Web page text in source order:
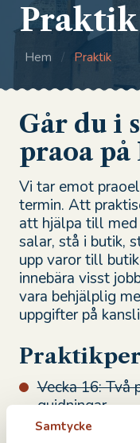
Samtycke
Praktik
Hem / Praktik
Går du i
praoa på
Vi tar emot
termin. Att
att hjälpa till
salar, stå i butik,
upp varor till
innebära visst
vara behjälplig
uppgifter på
Vecka 16: Två
guidningar
Vecka 17: 1